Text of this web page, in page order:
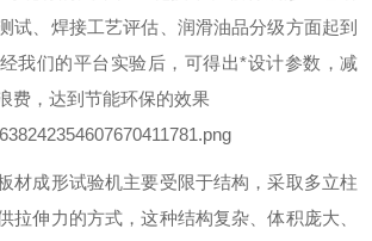
试、焊接工艺评估、润滑油品分级方面起到
我们的平台实验后，可得出*设计参数，减
费，达到节能环保的效果
材成形试验机主要受限于结构，采取多立柱
拉伸力的方式，这种结构复杂、体积庞大、